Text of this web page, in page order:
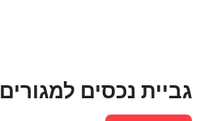
גביית נכסים למגורים